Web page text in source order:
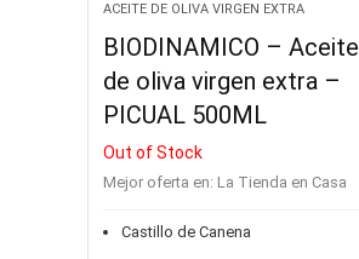
ACEITE DE OLIVA VIRGEN EXTRA
BIODINAMICO – Aceite
de oliva virgen extra –
PICUAL 500ML
Out of Stock
Mejor oferta en: La Tienda en Casa
Castillo de Canena